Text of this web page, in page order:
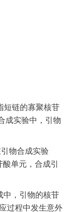
链的寡聚核苷
成实验中，引物
物合成实验
单元，合成引
，引物的核苷
过程中发生意外